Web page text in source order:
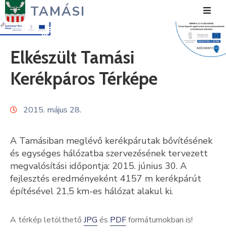
TAMÁSI
Önkormányzat
Polgármesteri
Közérdekű
Turizmus
Fejlesztések
Média
Elkészült Tamási
Kerékpáros Térképe
2015. május 28.
A Tamásiban meglévő kerékpárutak bővítésének
és egységes hálózatba szervezésének tervezett
megvalósítási időpontja: 2015. június 30. A
fejlesztés eredményeként 4157 m kerékpárút
építésével 21,5 km-es hálózat alakul ki.
A térkép letölthető JPG és PDFformátumokban is!